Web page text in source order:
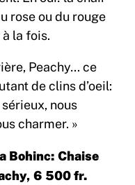
rose ou du rouge
la fois.
Peachy… ce
de clins d’oeil:
nous
charmer. »
Bohinc: Chaise
6 500 fr.